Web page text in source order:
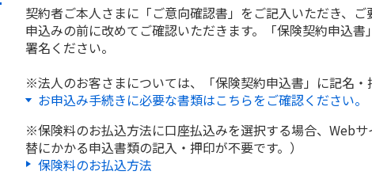
契約者ご本人さまに「ご意向確認書」をご記入いただき、
申込みの前に改めてご確認いただきます。「保険契約申込
署名ください。
※法人のお客さまについては、「保険契約申込書」に記名・
お申込み手続きに必要な書類はこちらをご確認ください。
※保険料のお払込方法に口座払込みを選択する場合、Web
替にかかる申込書類の記入・押印が不要です。）
保険料のお払込方法